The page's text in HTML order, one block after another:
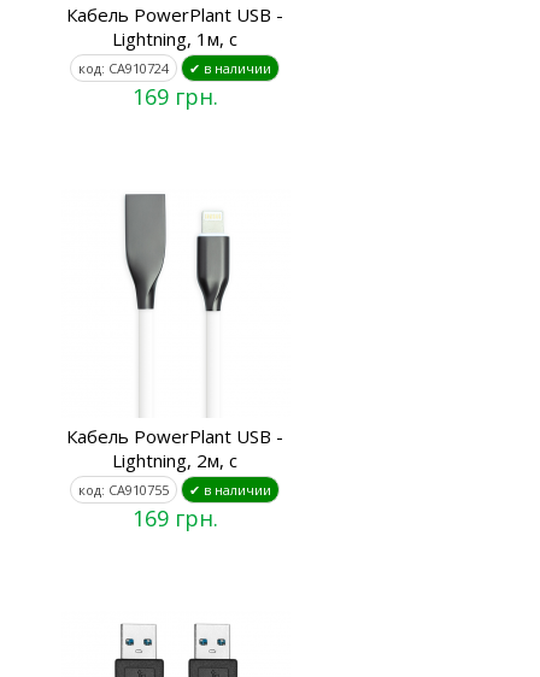
Кабель PowerPlant USB -
Lightning, 1м, с
код: CA910724 ✔ в наличии
169 грн.
Кабель PowerPlant USB -
Lightning, 2м, с
код: CA910755 ✔ в наличии
169 грн.